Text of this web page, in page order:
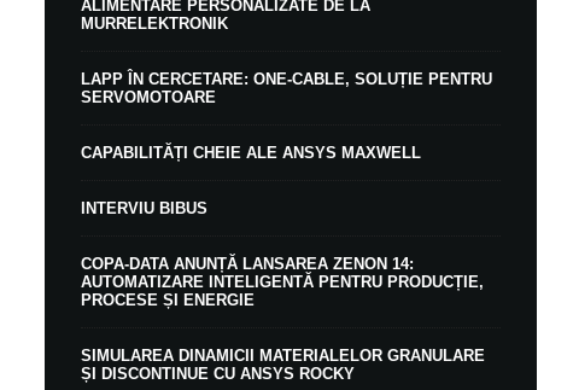
ALIMENTARE PERSONALIZATE DE LA
MURRELEKTRONIK
LAPP ÎN CERCETARE: ONE-CABLE, SOLUȚIE PENTRU
SERVOMOTOARE
CAPABILITĂȚI CHEIE ALE ANSYS MAXWELL
INTERVIU BIBUS
COPA-DATA ANUNȚĂ LANSAREA ZENON 14:
AUTOMATIZARE INTELIGENTĂ PENTRU PRODUCȚIE,
PROCESE ȘI ENERGIE
SIMULAREA DINAMICII MATERIALELOR GRANULARE
ȘI DISCONTINUE CU ANSYS ROCKY